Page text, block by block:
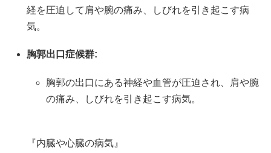
経を圧迫して肩や腕の痛み、しびれを引き起こす病
気。
胸郭出口症候群:
胸郭の出口にある神経や血管が圧迫され、肩や腕
の痛み、しびれを引き起こす病気。
『内臓や心臓の病気』